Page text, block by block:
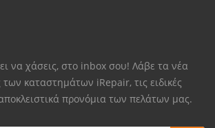
να χάσεις, στο inbox σου! Λάβε τα νέα
των καταστημάτων iRepair, τις ειδικές
προνόμια των πελάτων μας.